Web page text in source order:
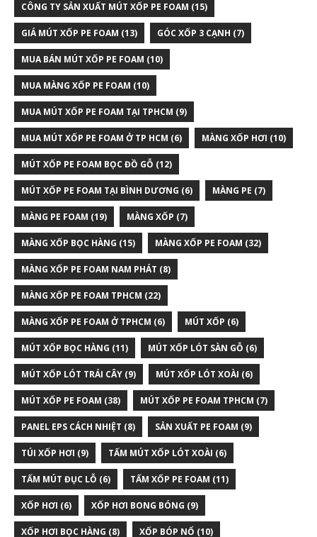
CÔNG TY SẢN XUẤT MÚT XỐP PE FOAM (15)
GIÁ MÚT XỐP PE FOAM (13) GÓC XỐP 3 CẠNH (7)
MUA BÁN MÚT XỐP PE FOAM (10)
MUA MÀNG XỐP PE FOAM (10)
MUA MÚT XỐP PE FOAM TẠI TPHCM (9)
MUA MÚT XỐP PE FOAM Ở TP HCM (6) MÀNG XỐP HƠI (10)
MÚT XỐP PE FOAM BỌC ĐỒ GỖ (12)
MÚT XỐP PE FOAM TẠI BÌNH DƯƠNG (6) MÀNG PE (7)
MÀNG PE FOAM (19) MÀNG XỐP (7)
MÀNG XỐP BỌC HÀNG (15) MÀNG XỐP PE FOAM (32)
MÀNG XỐP PE FOAM NAM PHÁT (8)
MÀNG XỐP PE FOAM TPHCM (22)
MÀNG XỐP PE FOAM Ở TPHCM (6) MÚT XỐP (6)
MÚT XỐP BỌC HÀNG (11) MÚT XỐP LÓT SÀN GỖ (6)
MÚT XỐP LÓT TRÁI CÂY (9) MÚT XỐP LÓT XOÀI (6)
MÚT XỐP PE FOAM (38) MÚT XỐP PE FOAM TPHCM (7)
PANEL EPS CÁCH NHIỆT (8) SẢN XUẤT PE FOAM (9)
TÚI XỐP HƠI (9) TẤM MÚT XỐP LÓT XOÀI (6)
TẤM MÚT ĐỤC LỖ (6) TẤM XỐP PE FOAM (11)
XỐP HƠI (6) XỐP HƠI BONG BÓNG (9)
XỐP HƠI BỌC HÀNG (8) XỐP BÓP NỔ (10)